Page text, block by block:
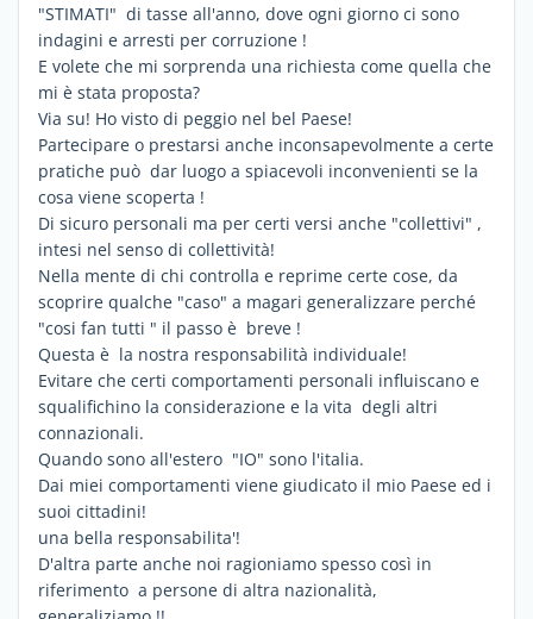
"STIMATI" di tasse all'anno, dove ogni giorno ci sono
indagini e arresti per corruzione !
E volete che mi sorprenda una richiesta come quella che
mi è stata proposta?
Via su! Ho visto di peggio nel bel Paese!
Partecipare o prestarsi anche inconsapevolmente a certe
pratiche può dar luogo a spiacevoli inconvenienti se la
cosa viene scoperta !
Di sicuro personali ma per certi versi anche "collettivi" ,
intesi nel senso di collettività!
Nella mente di chi controlla e reprime certe cose, da
scoprire qualche "caso" a magari generalizzare perché
"cosi fan tutti " il passo è breve !
Questa è la nostra responsabilità individuale!
Evitare che certi comportamenti personali influiscano e
squalifichino la considerazione e la vita degli altri
connazionali.
Quando sono all'estero "IO" sono l'italia.
Dai miei comportamenti viene giudicato il mio Paese ed i
suoi cittadini!
una bella responsabilita'!
D'altra parte anche noi ragioniamo spesso così in
riferimento a persone di altra nazionalità,